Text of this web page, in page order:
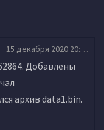
15 декабря 2020 20:56
Добавлены
архив data1.bin.